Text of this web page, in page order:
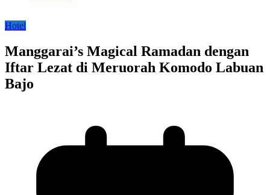
Hotel
Manggarai’s Magical Ramadan dengan
Iftar Lezat di Meruorah Komodo Labuan
Bajo